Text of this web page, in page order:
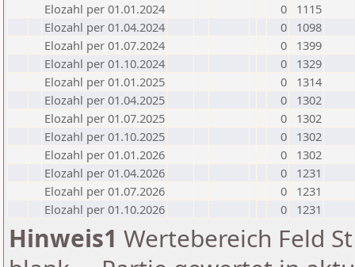
Elozahl per 01.01.2024
0
1115
Elozahl per 01.04.2024
0
1098
Elozahl per 01.07.2024
0
1399
Elozahl per 01.10.2024
0
1329
Elozahl per 01.01.2025
0
1314
Elozahl per 01.04.2025
0
1302
Elozahl per 01.07.2025
0
1302
Elozahl per 01.10.2025
0
1302
Elozahl per 01.01.2026
0
1302
Elozahl per 01.04.2026
0
1231
Elozahl per 01.07.2026
0
1231
Elozahl per 01.10.2026
0 1231
Hinweis1 Wertebereich Feld